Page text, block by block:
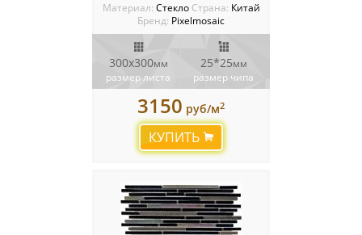
Материал: Стекло Cтрана: Китай
Бренд: Pixelmosaic
300х300мм
размер листа
25*25мм
размер чипа
3150 руб/м2
КУПИТЬ